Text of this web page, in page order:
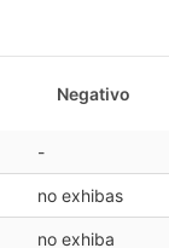
Negativo
-
no exhibas
no exhiba